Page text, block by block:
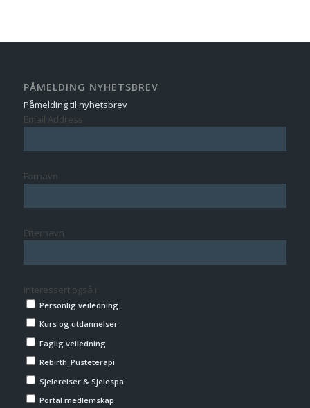
PÅMELDING NYHETSBREV
Påmelding til nyhetsbrev
Email Address
Fornavn
Etternavn
Interessert også i:
Personlig veiledning
Kurs og utdannelser
Faglig veiledning
Rebirth_Pusteterapi
Sjelereiser & Sjelespa
Portal medlemskap